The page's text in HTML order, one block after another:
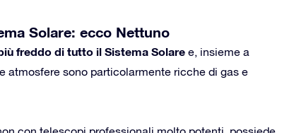
Solare: ecco Nettuno
freddo di tutto il Sistema Solare e, insieme a
atmosfere sono particolarmente ricche di gas e